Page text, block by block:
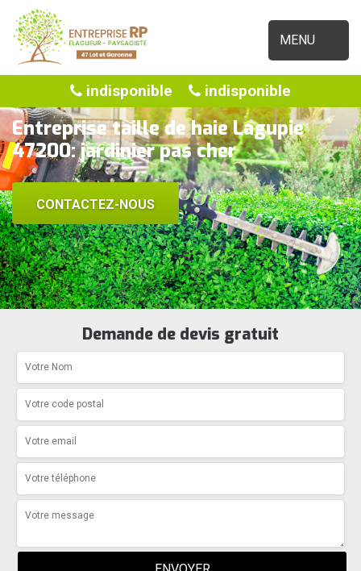
MENU
indisponible indisponible
Entreprise taille de haie Lagupie
47200: jardinier pas cher
CONTACTEZ-NOUS
Demande de devis gratuit